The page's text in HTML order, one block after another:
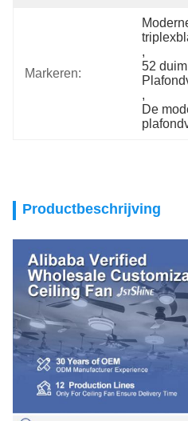
Markeren:
,
52
,
De
Productbeschrijving